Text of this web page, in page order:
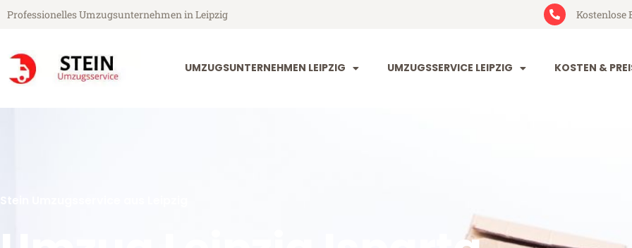
Professionelles Umzugsunternehmen in Leipzig Kostenlose
UMZUGSUNTERNEHMEN LEIPZIG UMZUGSSERVICE LEIPZIG KOSTEN &